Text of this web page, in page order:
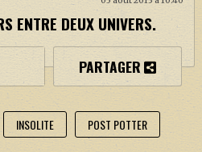
ENTRE DEUX UNIVERS.
PARTAGER
INSOLITE POST POTTER